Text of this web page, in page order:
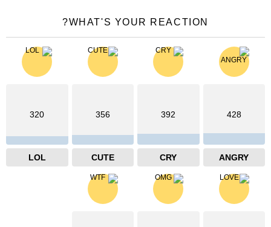
WHAT'S YOUR REACTION?
428
ANGRY
392
CRY
356
CUTE
320
LOL